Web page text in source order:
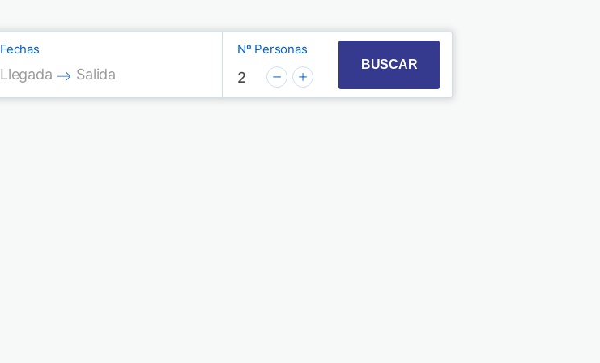
Fechas
Press the down arrow key to interact with the calendar and select a date. Press the
Llegada
Press the down arrow key to interact with the calendar and select a date.
Salida
Nº Personas
2
BUSCAR